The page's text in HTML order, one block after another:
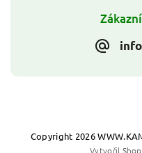
Copyright 2026
Vytvořil